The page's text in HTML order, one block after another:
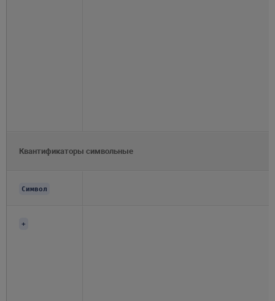
Квантификаторы символьные
Символ
+